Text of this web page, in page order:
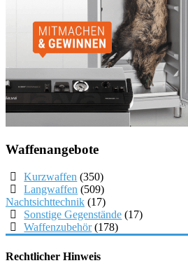
Waffenangebote
Kurzwaffen (350)
Langwaffen (509)
Nachtsichttechnik (17)
Sonstige Gegenstände (17)
Waffenzubehör(178)
Rechtlicher Hinweis